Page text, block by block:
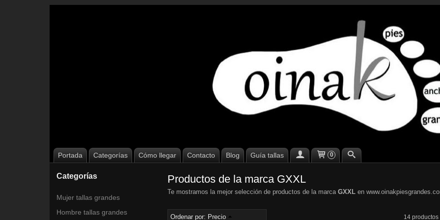
Portada Categorías Cómo llegar Contacto Blog Guía tallas 0
Categorías
Mujer tallas grandes
Hombre tallas grandes
Productos de la marca GXXL
Te mostramos la mejor selección de productos de la marca GXXLen
Ordenar por: Precio 14 productos